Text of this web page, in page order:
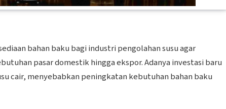
bahan baku bagi industri pengolahan susu agar
pasar domestik hingga ekspor. Adanya investasi baru
cair, menyebabkan peningkatan kebutuhan bahan baku